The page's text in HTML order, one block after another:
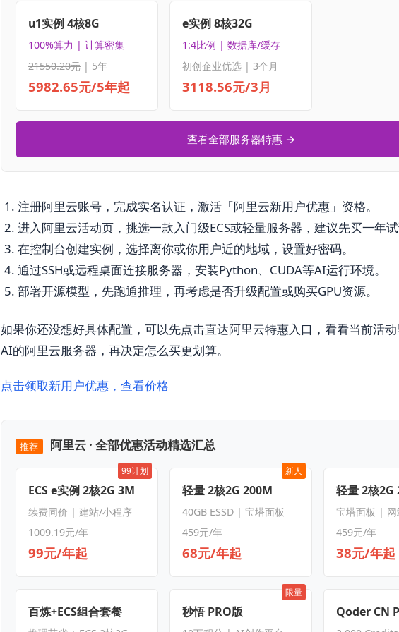
u1实例 4核8G
100%算力 | 计算密集
21550.20元| 5年
5982.65元/5年起
e实例 8核32G
1:4比例 | 数据库/缓存
初创企业优选 | 3个月
3118.56元/3月
查看全部服务器特惠 →
注册阿里云账号，完成实名认证，激活「阿里云新用户优惠」资格。
进入阿里云活动页，挑选一款入门级ECS或轻量服务器，建议先买一年
在控制台创建实例，选择离你或你用户近的地域，设置好密码。
通过SSH或远程桌面连接服务器，安装Python、CUDA等AI运行环境。
部署开源模型，先跑通推理，再考虑是否升级配置或购买GPU资源。
如果你还没想好具体配置，可以先点击直达阿里云特惠入口，看看当前活
AI的阿里云服务器，再决定怎么买更划算。
点击领取新用户优惠，查看价格
推荐 阿里云 · 全部优惠活动精选汇总
99计划
ECS e实例 2核2G 3M
续费同价 | 建站/小程序
1009.19元/年
99元/年起
新人
轻量 2核2G 200M
40GB ESSD | 宝塔面板
459元/年
68元/年起
轻量 2核2G
宝塔面板 | 网
459元/年
38元/年起
百炼+ECS组合套餐
限量
秒悟 PRO版 Qoder CN